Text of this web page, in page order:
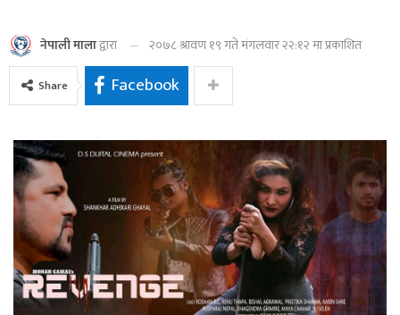
नेपाली मालाद्वारा २०७८ श्रावण १९ गते मंगलवार २२:१२ मा प्रकाशित
Share Facebook